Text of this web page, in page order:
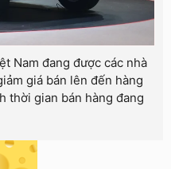
Nam đang được các nhà
giá bán lên đến hàng
thời gian bán hàng đang